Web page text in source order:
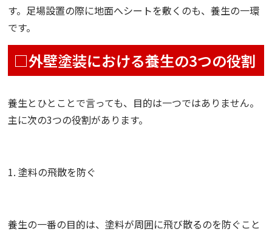
す。足場設置の際に地面へシートを敷くのも、養生の一環
です。
□外壁塗装における養生の3つの役割
養生とひとことで言っても、目的は一つではありません。
主に次の3つの役割があります。
1. 塗料の飛散を防ぐ
養生の一番の目的は、塗料が周囲に飛び散るのを防ぐこと